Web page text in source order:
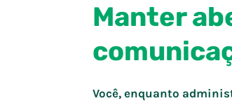
Manter
Você, enquanto